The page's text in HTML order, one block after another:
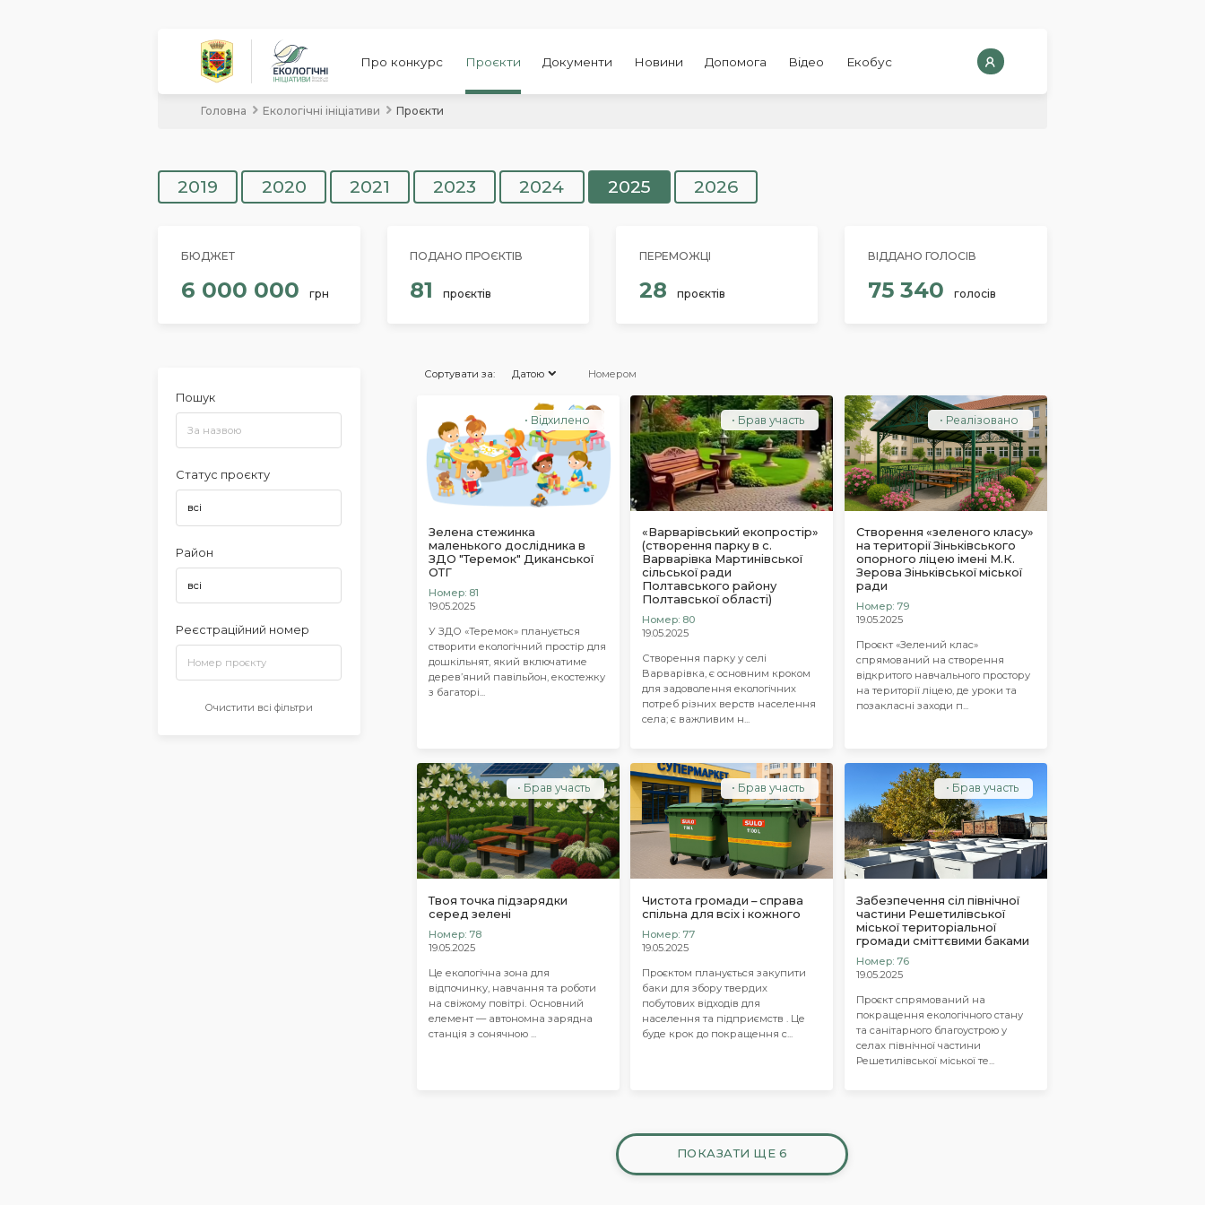
Про конкурс Проєкти Документи Новини Допомога Відео Екобус
Головна Екологічні ініціативи Проєкти
2019 2020 2021 2023 2024 2025 2026
БЮДЖЕТ
6 000 000 грн
ПОДАНО ПРОЄКТІВ
81 проєктів
ПЕРЕМОЖЦІ
28 проєктів
ВІДДАНО ГОЛОСІВ
75 340 голосів
Пошук
Статус проєкту
Район
Реєстраційний номер
Очистити всі фільтри
Сортувати за: Датою Номером
Відхилено
Зелена стежинка
маленького дослідника в
ЗДО "Теремок" Диканської
ОТГ
Номер: 81
19.05.2025
У ЗДО «Теремок» планується
створити екологічний простір для
дошкільнят, який включатиме
дерев’яний павільйон, екостежку
з багаторі...
Брав участь
«Варварівський екопростір»
(створення парку в с.
Варварівка Мартинівської
сільської ради
Полтавського району
Полтавської області)
Номер: 80
19.05.2025
Створення парку у селі
Варварівка, є основним кроком
для задоволення екологічних
потреб різних верств населення
села; є важливим н...
Реалізовано
Створення «зеленого класу»
на території Зіньківського
опорного ліцею імені М.К.
Зерова Зіньківської міської
ради
Номер: 79
19.05.2025
Проєкт «Зелений клас»
спрямований на створення
відкритого навчального простору
на території ліцею, де уроки та
позакласні заходи п...
Брав участь
Твоя точка підзарядки
серед зелені
Номер: 78
19.05.2025
Це екологічна зона для
відпочинку, навчання та роботи
на свіжому повітрі. Основний
елемент — автономна зарядна
станція з сонячною ...
Брав участь
Чистота громади – справа
спільна для всіх і кожного
Номер: 77
19.05.2025
Проєктом планується закупити
баки для збору твердих
побутових відходів для
населення та підприємств . Це
буде крок до покращення с...
Брав участь
Забезпечення сіл північної
частини Решетилівської
міської територіальної
громади сміттєвими баками
Номер: 76
19.05.2025
Проєкт спрямований на
покращення екологічного стану
та санітарного благоустрою у
селах північної частини
Решетилівської міської те...
ПОКАЗАТИ ЩЕ 6